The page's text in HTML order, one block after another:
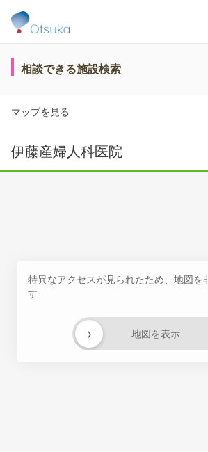
相談できる施設検索
マップを見る
伊藤産婦人科医院
特異なアクセスが見られたため、地図を
す
地図を表示
›